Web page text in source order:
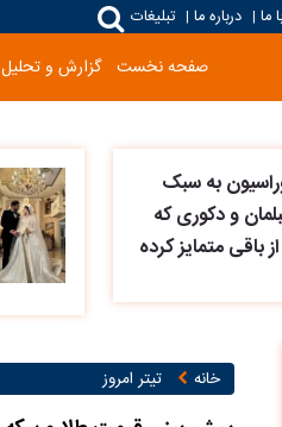
ما | درباره ما | تبلیغات
صفحه نخست گزارش و تحلیل
به سبک
و دکوری که
باقی متمایز کرده
خانه تیتر امروز